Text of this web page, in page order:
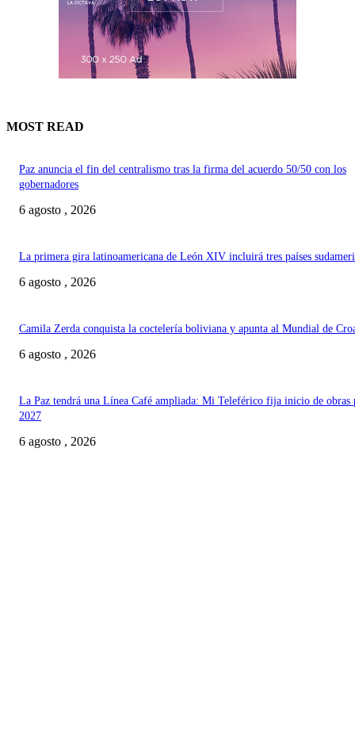
MOST READ
Paz anuncia el fin del centralismo tras la firma del acuerdo 50/50 con los
gobernadores
6 agosto , 2026
La primera gira latinoamericana de León XIV incluirá tres países
6 agosto , 2026
Camila Zerda conquista la coctelería boliviana y apunta al Mundial de
6 agosto , 2026
La Paz tendrá una Línea Café ampliada: Mi Teleférico fija inicio de obras
2027
6 agosto , 2026